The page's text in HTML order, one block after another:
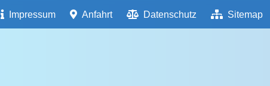
Impressum Anfahrt Datenschutz Sitemap